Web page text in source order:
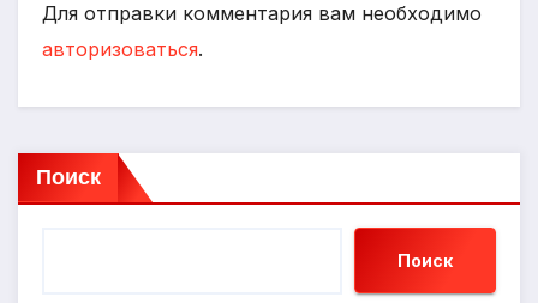
Для отправки комментария вам необходимо
авторизоваться.
Поиск
Поиск